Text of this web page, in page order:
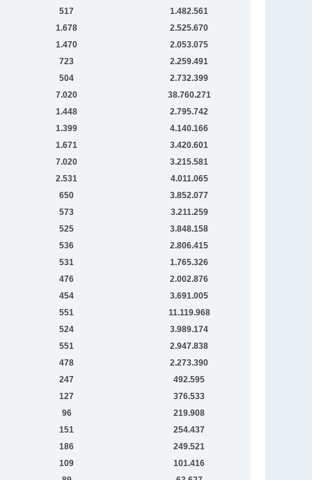
517
1.482.561
1.678
2.525.670
1.470
2.053.075
723
2.259.491
504
2.732.399
7.020
38.760.271
1.448
2.795.742
1.399
4.140.166
1.671
3.420.601
7.020
3.215.581
2.531
4.011.065
650
3.852.077
573
3.211.259
525
3.848.158
536
2.806.415
531
1.765.326
476
2.002.876
454
3.691.005
551
11.119.968
524
3.989.174
551
2.947.838
478
2.273.390
247
492.595
127
376.533
96
219.908
151
254.437
186
249.521
109
101.416